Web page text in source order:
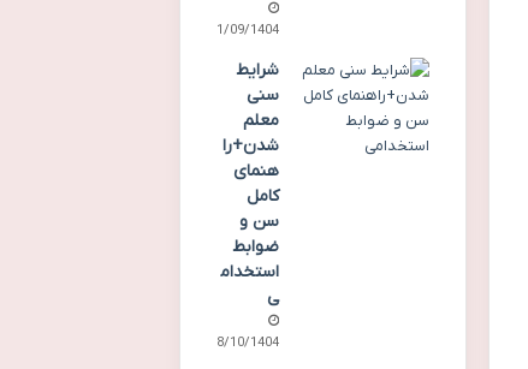
21/09/1404
شرایط
سنی
معلم
شدن+را
هنمای
کامل
سن و
ضوابط
استخدام
ی
08/10/1404